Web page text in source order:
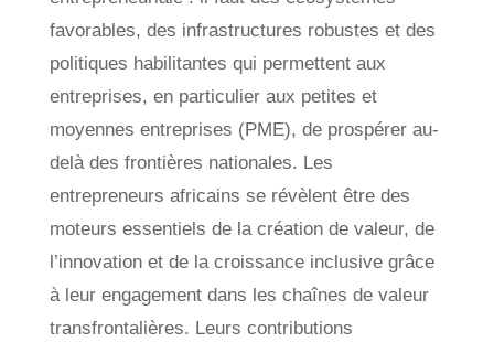
favorables, des infrastructures robustes et des
politiques habilitantes qui permettent aux
entreprises, en particulier aux petites et
moyennes entreprises (PME), de prospérer au-
delà des frontières nationales. Les
entrepreneurs africains se révèlent être des
moteurs essentiels de la création de valeur, de
l’innovation et de la croissance inclusive grâce
à leur engagement dans les chaînes de valeur
transfrontalières. Leurs contributions